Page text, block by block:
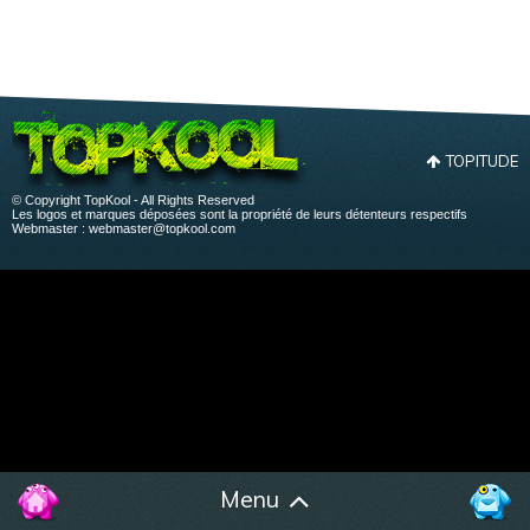
Menu
TOPITUDE
© Copyright TopKool - All Rights Reserved
Les logos et marques déposées sont la propriété de leurs détenteurs respectifs
Webmaster : webmaster@topkool.com